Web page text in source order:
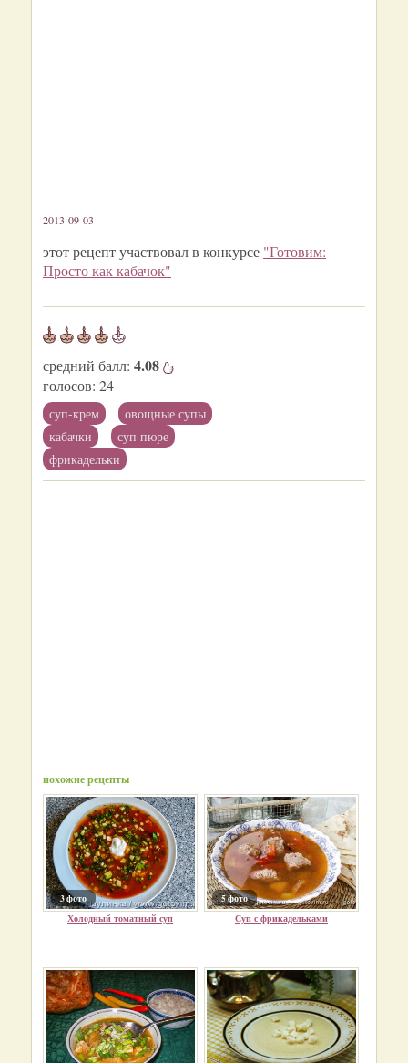
2013-09-03
этот рецепт участвовал в конкурсе "Готовим:
Просто как кабачок"
средний балл: 4.08
голосов: 24
суп-крем
овощные супы
кабачки
суп пюре
фрикадельки
похожие рецепты
3 фото
Холодный томатный суп
5 фото
Суп с фрикадельками